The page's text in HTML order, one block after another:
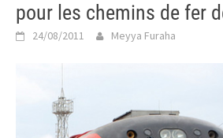
pour les chemins de fer
24/08/2011 Meyya Furaha